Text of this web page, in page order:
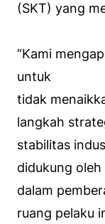
(SKT) yang
“Kami
untuk
tidak
langkah
stabilitas
didukung
dalam
ruang pelaku